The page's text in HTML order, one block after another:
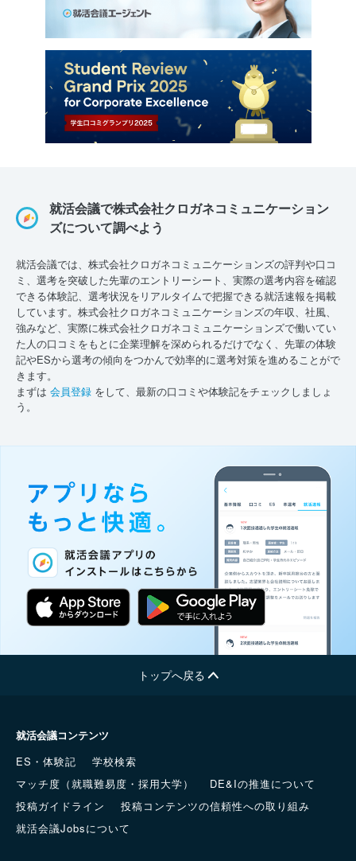
就活会議で株式会社クロガネコミュニケーション
ズについて調べよう
就活会議では、株式会社クロガネコミュニケーションズの評判や口コ
ミ、選考を突破した先輩のエントリーシート、実際の選考内容を確認
できる体験記、選考状況をリアルタイムで把握できる就活速報を掲載
しています。株式会社クロガネコミュニケーションズの年収、社風、
強みなど、実際に株式会社クロガネコミュニケーションズで働いてい
た人の口コミをもとに企業理解を深められるだけでなく、先輩の体験
記やESから選考の傾向をつかんで効率的に選考対策を進めることがで
きます。
まずは 会員登録 をして、最新の口コミや体験記をチェックしましょ
う。
トップへ戻る
就活会議コンテンツ
ES・体験記
学校検索
マッチ度（就職難易度・採用大学）
DE&Iの推進について
投稿ガイドライン
投稿コンテンツの信頼性への取り組み
就活会議Jobsについて